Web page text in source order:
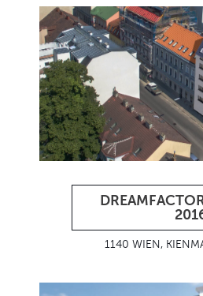
1140 WIEN,